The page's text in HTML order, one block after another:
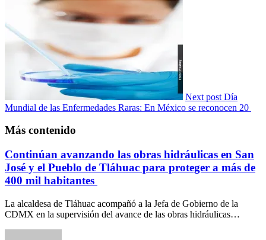
Next post Día
Mundial de las Enfermedades Raras: En México se reconocen 20
Más contenido
Continúan avanzando las obras hidráulicas en San
José y el Pueblo de Tláhuac para proteger a más de
400 mil habitantes
La alcaldesa de Tláhuac acompañó a la Jefa de Gobierno de la
CDMX en la supervisión del avance de las obras hidráulicas…